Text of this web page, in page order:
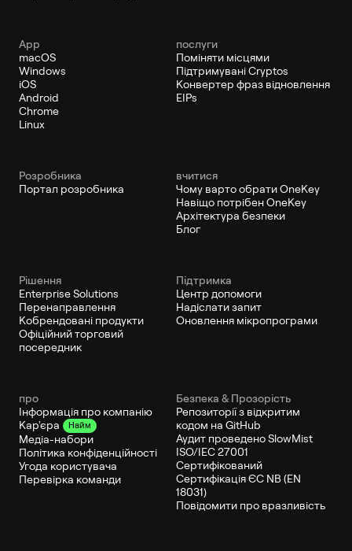
App
macOS
Windows
iOS
Android
Chrome
Linux
послуги
Поміняти місцями
Підтримувані Cryptos
Конвертер фраз відновлення
EIPs
Pозробника
Портал розробника
вчитися
Чому варто обрати OneKey
Навіщо потрібен OneKey
Архітектура безпеки
Блог
Рішення
Enterprise Solutions
Перенаправлення
Кобрендовані продукти
Офіційний торговий
посередник
Підтримка
Центр допомоги
Надіслати запит
Оновлення мікропрограми
про
Інформація про компанію
Кар'єра
Найм
Медіа-набори
Політика конфіденційності
Угода користувача
Перевірка команди
Безпека & Прозорість
Репозиторії з відкритим
кодом на GitHub
Аудит проведено SlowMist
ISO/IEC 27001
Сертифікований
Сертифікація ЄС NB (EN
18031)
Повідомити про вразливість